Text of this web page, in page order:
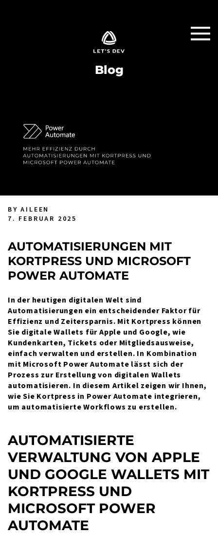
Blog
BY AILEEN
7. FEBRUAR 2025
AUTOMATISIERUNGEN MIT
KORTPRESS UND MICROSOFT
POWER AUTOMATE
In der heutigen digitalen Welt sind
Automatisierungen ein entscheidender Faktor für
Effizienz und Zeitersparnis. Mit Kortpress können
Sie digitale Wallets für Apple und Google, wie
Kundenkarten, Tickets oder Mitgliedsausweise,
einfach verwalten und erstellen. In Kombination
mit Microsoft Power Automate lässt sich der
Prozess zur Erstellung von digitalen Wallets
automatisieren. In diesem Artikel zeigen wir Ihnen,
wie Sie Kortpress in Power Automate integrieren,
um automatisierte Workflows zu erstellen.
AUTOMATISIERTE
VERWALTUNG VON APPLE
UND GOOGLE WALLETS MIT
KORTPRESS UND
MICROSOFT POWER
AUTOMATE